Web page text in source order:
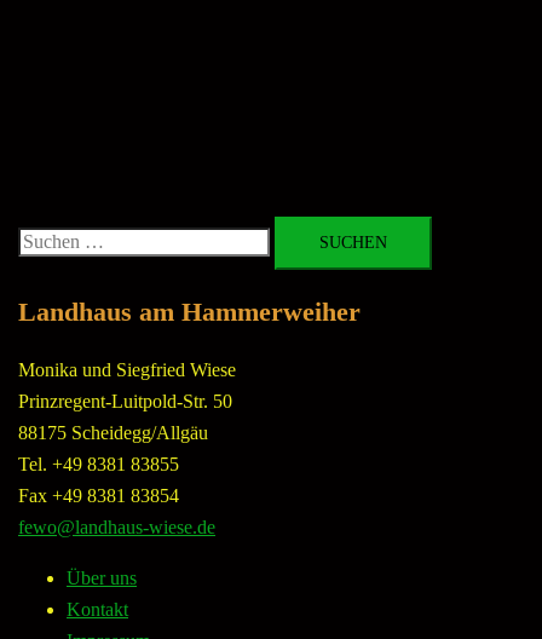
Suchen
Landhaus am Hammerweiher
Monika und Siegfried Wiese
Prinzregent-Luitpold-Str. 50
88175 Scheidegg/Allgäu
Tel. +49 8381 83855
Fax +49 8381 83854
fewo@landhaus-wiese.de
Über uns
Kontakt